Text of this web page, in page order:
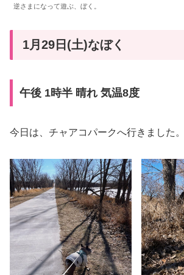
逆さまになって遊ぶ、ぼく。
1月29日(土)なぼく
午後 1時半 晴れ 気温8度
今日は、チャアコパークへ行きました。